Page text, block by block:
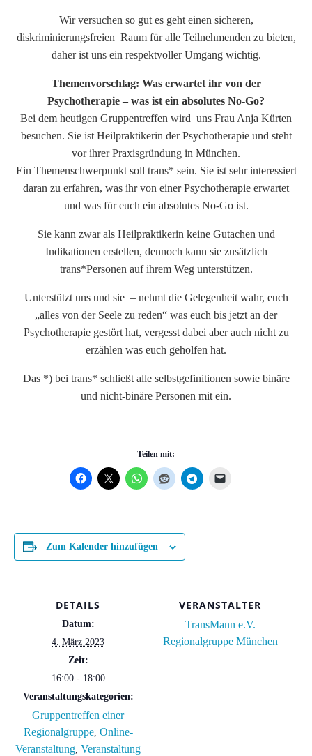
Wir versuchen so gut es geht einen sicheren,
diskriminierungsfreien Raum für alle Teilnehmenden zu bieten,
daher ist uns ein respektvoller Umgang wichtig.
Themenvorschlag: Was erwartet ihr von der
Psychotherapie – was ist ein absolutes No-Go?
Bei dem heutigen Gruppentreffen wird uns Frau Anja Kürten
besuchen. Sie ist Heilpraktikerin der Psychotherapie und steht
vor ihrer Praxisgründung in München.
Ein Themenschwerpunkt soll trans* sein. Sie ist sehr interessiert
daran zu erfahren, was ihr von einer Psychotherapie erwartet
und was für euch ein absolutes No-Go ist.
Sie kann zwar als Heilpraktikerin keine Gutachen und
Indikationen erstellen, dennoch kann sie zusätzlich
trans*Personen auf ihrem Weg unterstützen.
Unterstützt uns und sie – nehmt die Gelegenheit wahr, euch
„alles von der Seele zu reden“ was euch bis jetzt an der
Psychotherapie gestört hat, vergesst dabei aber auch nicht zu
erzählen was euch geholfen hat.
Das *) bei trans* schließt alle selbstgefinitionen sowie binäre
und nicht-binäre Personen mit ein.
Teilen mit:
Zum Kalender hinzufügen
DETAILS
Datum:
4. März 2023
Zeit:
16:00 - 18:00
Veranstaltungskategorien:
Gruppentreffen einer
Regionalgruppe, Online-
Veranstaltung, Veranstaltung
VERANSTALTER
TransMann e.V.
Regionalgruppe München